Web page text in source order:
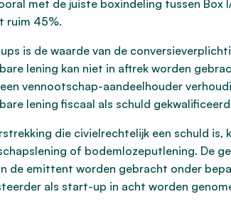
met de juiste boxindeling tussen Box
ruim 45%.
is de waarde van de
lening kan niet in aftrek worden
vennootschap-aandeelhouder
lening fiscaal als schuld
die civielrechtelijk een schuld
of bodemlozeputlening. De
de emittent worden gebracht onder
als start-up in acht worden